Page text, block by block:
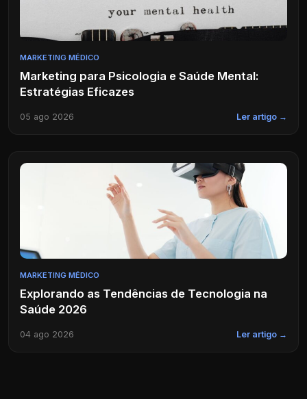
MARKETING MÉDICO
Marketing para Psicologia e Saúde Mental:
Estratégias Eficazes
05 ago 2026 Ler artigo →
MARKETING MÉDICO
Explorando as Tendências de Tecnologia na
Saúde 2026
04 ago 2026 Ler artigo →